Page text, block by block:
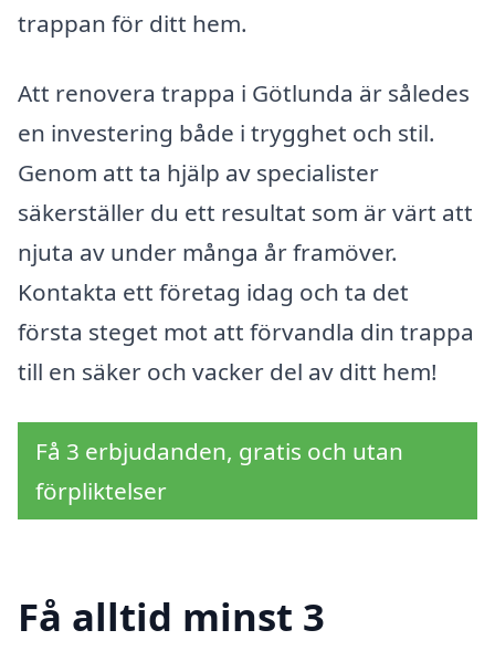
trappan för ditt hem.
Att renovera trappa i Götlunda är således
en investering både i trygghet och stil.
Genom att ta hjälp av specialister
säkerställer du ett resultat som är värt att
njuta av under många år framöver.
Kontakta ett företag idag och ta det
första steget mot att förvandla din trappa
till en säker och vacker del av ditt hem!
Få 3 erbjudanden, gratis och utan
förpliktelser
Få alltid minst 3